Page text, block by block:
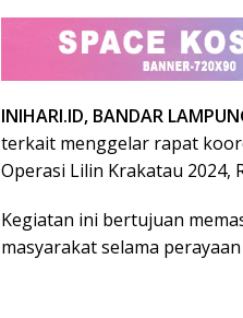
INIHARI.ID, BANDAR
terkait menggelar rapat
Operasi Lilin Krakatau 2024,
Kegiatan ini bertujuan
masyarakat selama